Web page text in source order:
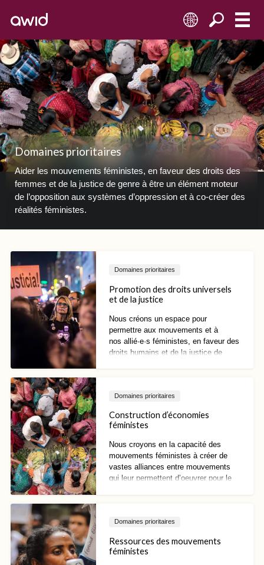
FR
Domaines prioritaires
Aider les mouvements féministes, en faveur des droits des
femmes et de la justice de genre à être un élément moteur
de l’opposition aux systèmes d’oppression et à co-créer des
réalités féministes.
Domaines prioritaires
Promotion des droits universels
et de la justice
Nous créons un espace pour
permettre aux mouvements et à
nos allié·e·s féministes, en faveur des
droits humains et de la justice de
contrecarrer l’influence et l’impact des
également à faire avancer les cadres,
les normes et les propositions
féministes et relatifs aux droits des
femmes, ainsi qu’à protéger et
promouvoir l’universalité des droits.
Domaines prioritaires
Construction d’économies
féministes
Nous croyons en la capacité des
mouvements féministes à créer de
vastes alliances entre mouvements
qui leur permettent d’oeuvrer pour le
nouveaux paradigmes d’économies
Domaines prioritaires
Ressources des mouvements
féministes